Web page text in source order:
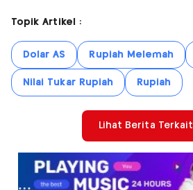
Topik Artikel :
Dolar AS Rupiah Melemah
Nilai Tukar Rupiah Rupiah
Lihat Berita Terkait